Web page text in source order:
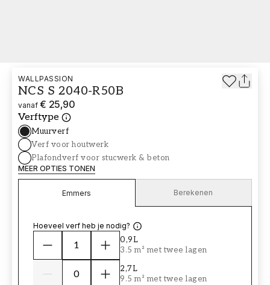
WALLPASSION
NCS S 2040-R50B
vanaf € 25,90
Verftype
Muurverf
Verf voor houtwerk
Plafondverf voor stucwerk & beton
MEER OPTIES TONEN
Emmers Berekenen
Hoeveel verf heb je nodig?
0,9L
3.5 m² met twee lagen
2,7L
9.5 m² met twee lagen